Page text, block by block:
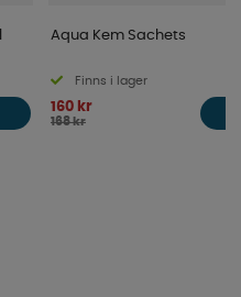
Aqua Kem Sachets
Finns i lager
160 kr
168 kr